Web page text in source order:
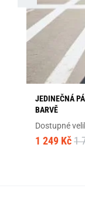
JEDINEČNÁ
BARVĚ
Dostupné
1 249 Kč 1